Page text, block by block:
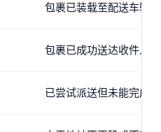
包裹已装载至配送车辆
包裹已成功送达收件人
已尝试派送但未能完成